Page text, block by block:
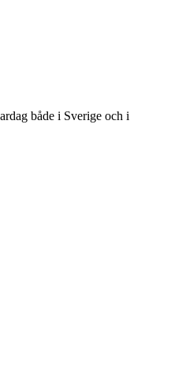
både i Sverige och i